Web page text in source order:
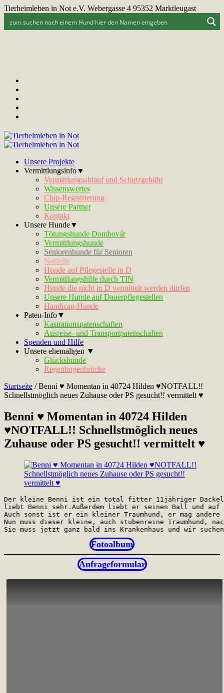
Tierheimleben in Not e.V. Webergasse 4 95352 Marktleugast
Unsere Projekte
Vermittlungsinfo▼
Vermittlungsablauf und Schutzgebühr
Wissenswertes
Chip-Registrierung
Unsere Partner
Kontakt
Unsere Hunde▼
Tötungshunde Dombovár
Vermittlungshunde
Seniorenhunde für Senioren
Notfelle
Hunde auf Pflegestelle in D
Vermittlungshilfe durch TIN
Hunde die nicht in D vermittelt werden dürfen
Unsere Hunde auf Dauerpflegestellen
Handicap-Hunde
Paten-Info▼
Kastrationspatenschaften
Ausreise- und Transportpatenschaften
Spenden und Hilfe
Unsere ehemaligen ▼
Glückshunde
Regenbogenbrücke
Startseite /Benni ♥ Momentan in 40724 Hilden ♥NOTFALL!!
Schnellstmöglich neues Zuhause oder PS gesucht!! vermittelt ♥
Benni ♥ Momentan in 40724 Hilden
♥NOTFALL!! Schnellstmöglich neues
Zuhause oder PS gesucht!! vermittelt ♥
Der kleine Benni ist ein total fitter 11jähriger
liebt Benni sehr.Außerdem liebt er seinen Ball und
Auch sonst ist er ein kleiner Traumhund, er mag
Nun muss dieser kleine, auch stubenreine Traumhund,
Sie muss jetzt ganz bald ins Krankenhaus und wir
Fotoalbum
Anfrageformular